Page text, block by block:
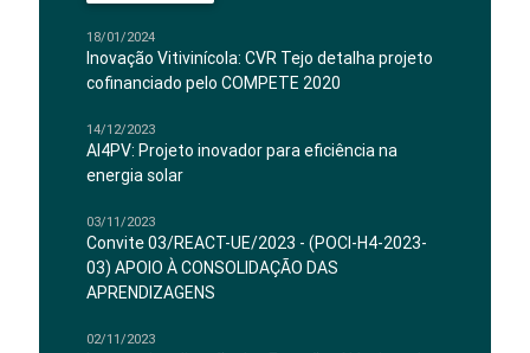
18/01/2024
Inovação Vitivinícola: CVR Tejo detalha projeto
cofinanciado pelo COMPETE 2020
14/12/2023
AI4PV: Projeto inovador para eficiência na
energia solar
03/11/2023
Convite 03/REACT-UE/2023 - (POCI-H4-2023-
03) APOIO À CONSOLIDAÇÃO DAS
APRENDIZAGENS
02/11/2023